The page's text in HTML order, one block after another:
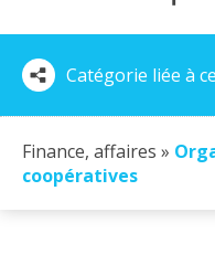
Catégorie liée à
Finance, affaires »
coopératives